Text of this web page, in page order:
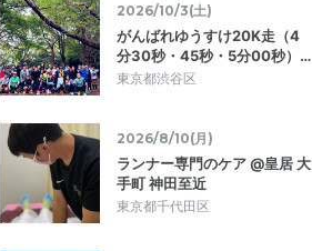
2026/10/3(土)
がんばれゆうすけ20K走（4
分30秒・45秒・5分00秒）…
東京都渋谷区
2026/8/10(月)
ランナー専門のケア @皇居 大
手町 神田至近
東京都千代田区